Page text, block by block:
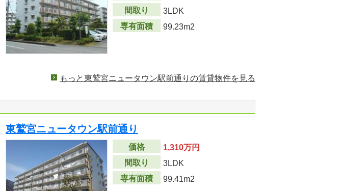
間取り
3LDK
専有面積
99.23m2
もっと東鷲宮ニュータウン駅前通りの賃貸物件を見る
東鷲宮ニュータウン駅前通り
価格
1,310万円
間取り
3LDK
専有面積
99.41m2